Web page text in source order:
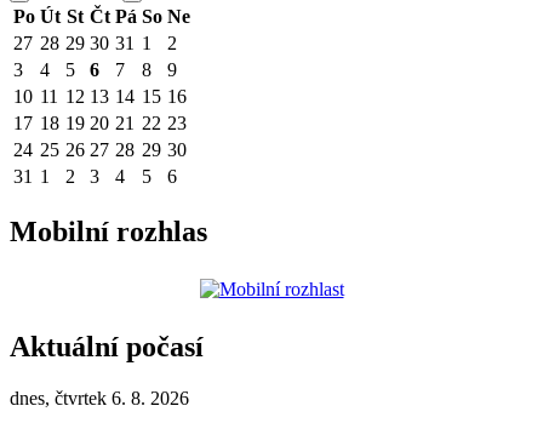
Po Út St Čt Pá So Ne
27 28 29 30 31 1
2
3
4 5 6 7 8
9
10 11 12 13 14 15 16
17 18 19 20 21 22 23
24 25 26 27 28 29 30
31 1 2 3 4 5 6
Mobilní rozhlas
Aktuální počasí
dnes, čtvrtek 6. 8. 2026